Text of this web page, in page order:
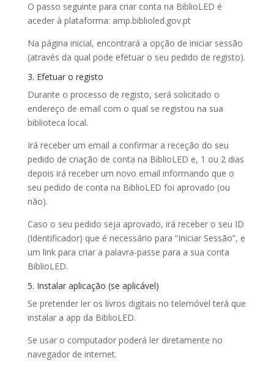
O passo seguinte para criar conta na BiblioLED é
aceder à plataforma: amp.biblioled.gov.pt
Na página inicial, encontrará a opção de iniciar sessão
(através da qual pode efetuar o seu pedido de registo).
3. Efetuar o registo
Durante o processo de registo, será solicitado o
endereço de email com o qual se registou na sua
biblioteca local.
Irá receber um email a confirmar a receção do seu
pedido de criação de conta na BiblioLED e, 1 ou 2 dias
depois irá receber um novo email informando que o
seu pedido de conta na BiblioLED foi aprovado (ou
não).
Caso o seu pedido seja aprovado, irá receber o seu ID
(Identificador) que é necessário para “Iniciar Sessão”, e
um link para criar a palavra-passe para a sua conta
BiblioLED.
5. Instalar aplicação (se aplicável)
Se pretender ler os livros digitais no telemóvel terá que
instalar a app da BiblioLED.
Se usar o computador poderá ler diretamente no
navegador de internet.